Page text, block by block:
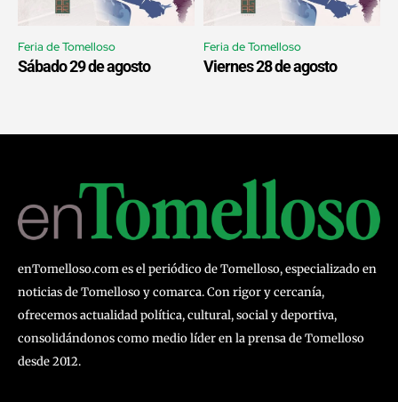
Feria de Tomelloso
Sábado 29 de agosto
Feria de Tomelloso
Viernes 28 de agosto
enTomelloso.com es el periódico de Tomelloso, especializado en
noticias de Tomelloso y comarca. Con rigor y cercanía,
ofrecemos actualidad política, cultural, social y deportiva,
consolidándonos como medio líder en la prensa de Tomelloso
desde 2012.